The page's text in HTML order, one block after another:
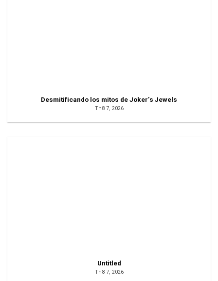
Desmitificando los mitos de Joker’s Jewels
Th8 7, 2026
Untitled
Th8 7, 2026